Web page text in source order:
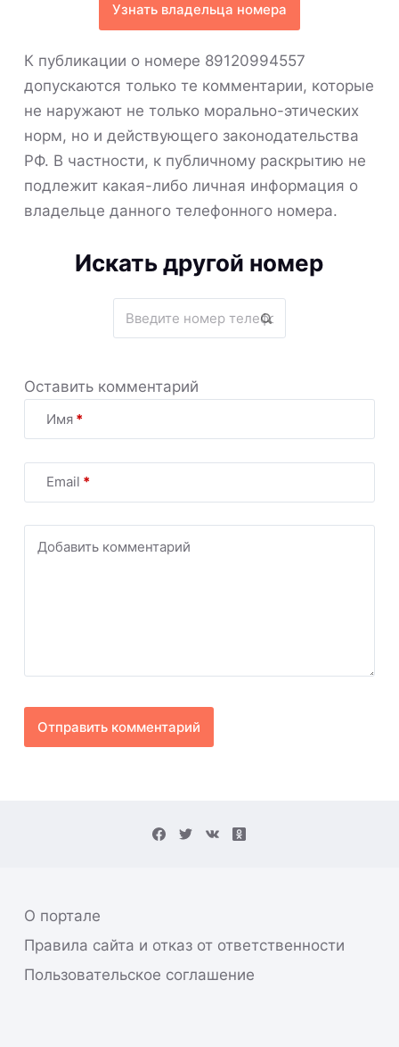
Узнать владельца номера
К публикации о номере 89120994557
допускаются только те комментарии, которые
не наружают не только морально-этических
норм, но и действующего законодательства
РФ. В частности, к публичному раскрытию не
подлежит какая-либо личная информация о
владельце данного телефонного номера.
Искать другой номер
Оставить комментарий
Имя *
Email *
Добавить комментарий
Отправить комментарий
О портале
Правила сайта и отказ от ответственности
Пользовательское соглашение